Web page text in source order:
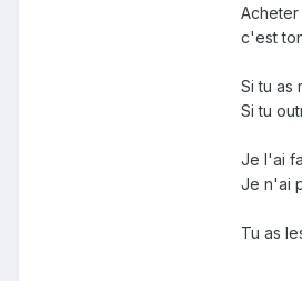
Acheter
c'est
Si tu as
Si tu
Je l'ai
Je n'ai
Tu as